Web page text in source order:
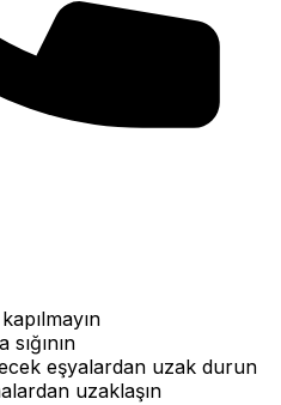
eşyalardan uzak durun
uzaklaşın